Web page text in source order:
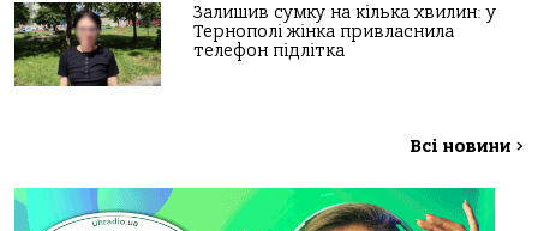
Залишив сумку на кілька хвилин: у
Тернополі жінка привласнила
телефон підлітка
Всі новини >